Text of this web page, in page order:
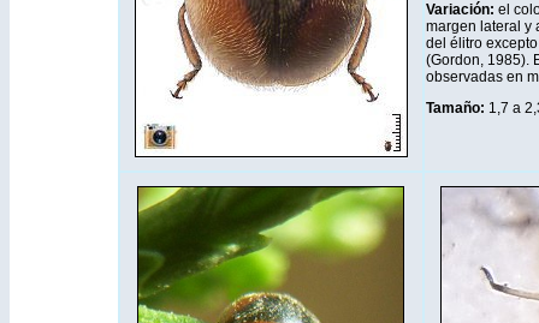
Variación: el
margen lateral y
del élitro
(Gordon, 1985).
observadas en
Tamaño: 1,7 a